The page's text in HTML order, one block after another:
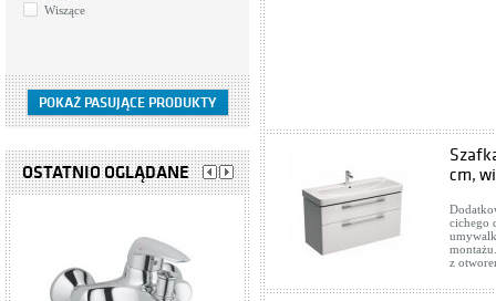
Wiszące
OSTATNIO OGLĄDANE
cm,
cichego
z